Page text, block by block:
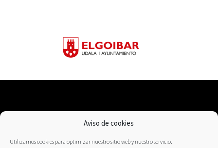
Aviso de cookies
Utilizamos cookies para optimizar nuestro sitio web y nuestro servicio.
Pribatutasun politika